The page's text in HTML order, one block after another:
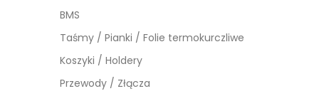
BMS
Taśmy / Pianki / Folie termokurczliwe
Koszyki / Holdery
Przewody / Złącza